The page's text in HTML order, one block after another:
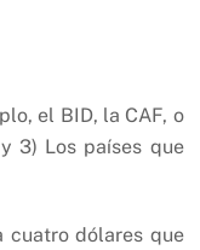
el BID, la CAF, o
3) Los países que
cuatro dólares que